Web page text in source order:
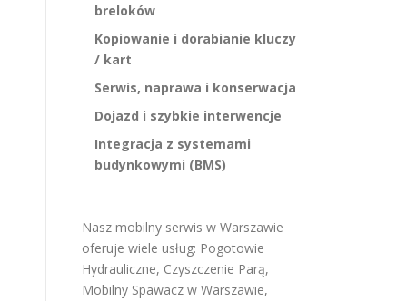
breloków
Kopiowanie i dorabianie kluczy
/ kart
Serwis, naprawa i konserwacja
Dojazd i szybkie interwencje
Integracja z systemami
budynkowymi (BMS)
Nasz mobilny serwis w Warszawie
oferuje wiele usług: Pogotowie
Hydrauliczne, Czyszczenie Parą,
Mobilny Spawacz w Warszawie,